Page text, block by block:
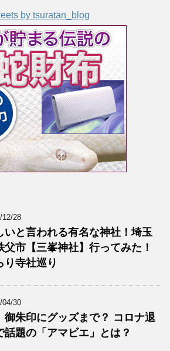
by tsuratan_blog
12/28
いと言われる有名な神社！埼玉
父市【三峯神社】行ってみた！
り寺社巡り
04/30
御朱印にグッズまで？ コロナ退
話題の「アマビエ」とは？